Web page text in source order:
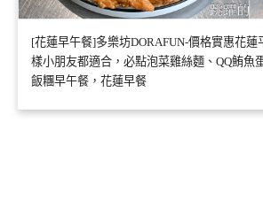
[花蓮早午餐]多樂坊DORAFUN-價格實惠花蓮
樣小朋友都適合，必點泡菜雞絲麵、QQ鮪魚
飯糰早午餐，花蓮早餐